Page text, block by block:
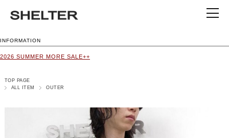
INFORMATION
2026 SUMMER MORE SALE++
TOP PAGE
ALL ITEM
OUTER